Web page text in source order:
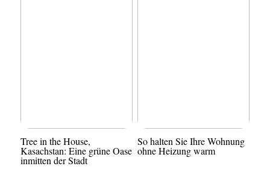
Tree in the House,
Kasachstan: Eine grüne Oase
inmitten der Stadt
So halten Sie Ihre Wohnung
ohne Heizung warm